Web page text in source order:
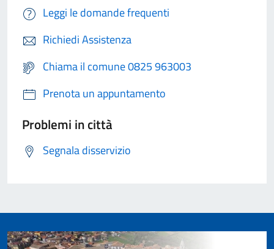
Leggi le domande frequenti
Richiedi Assistenza
Chiama il comune 0825 963003
Prenota un appuntamento
Problemi in città
Segnala disservizio